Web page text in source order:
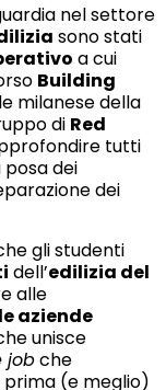
nel settore
sono stati
a cui
Building
milanese della
di Red
tutti
dei
dei
gli studenti
dell’edilizia del
alle
aziende
unisce
jobche
(e meglio)